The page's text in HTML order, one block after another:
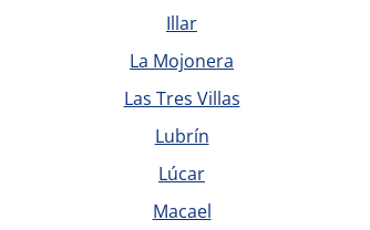
Illar
La Mojonera
Las Tres Villas
Lubrín
Lúcar
Macael